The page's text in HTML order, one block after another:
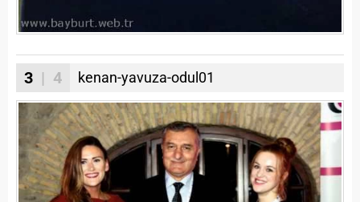
3 | 4 kenan-yavuza-odul01